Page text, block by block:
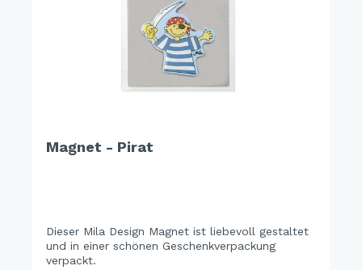
Magnet - Pirat
Dieser Mila Design Magnet ist liebevoll gestaltet
und in einer schönen Geschenkverpackung
verpackt.